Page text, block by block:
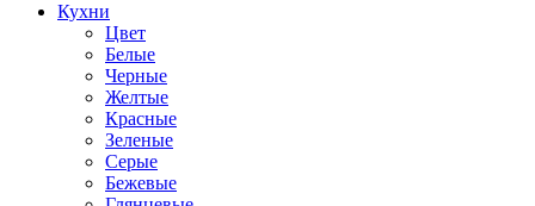
Кухни
Цвет
Белые
Черные
Желтые
Красные
Зеленые
Серые
Бежевые